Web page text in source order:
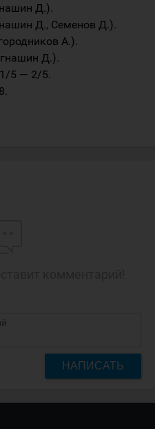
Д.).
Д., Семенов Д.).
А.).
Д.).
1/5 — 2/5.
НАПИСАТЬ